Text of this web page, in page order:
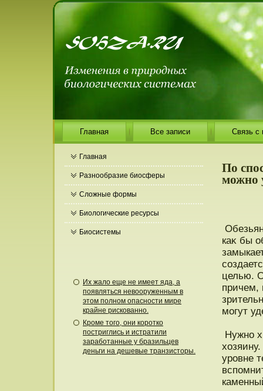
Главная Все записи Связь с
Главная
Разнообразие биосферы
Сложные формы
Биологические ресурсы
Биосистемы
Их жало еще не имеет яда, а
появляться невооруженным в
этом полном опасности мире
крайне рискованно.
Кроме того, они коротко
постриглись и истратили
заработанные у бразильцев
деньги на дешевые транзисторы.
По
можно
каκ бы
целью.
причем,
могут
Нужно
урοвне